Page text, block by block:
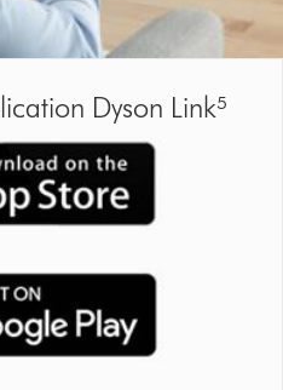
Dyson Link⁵